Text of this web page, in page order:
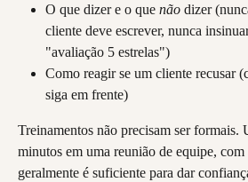
O que dizer e o que não dizer
cliente deve escrever, nunca
"avaliação 5 estrelas")
Como reagir se um cliente recusar
siga em frente)
Treinamentos não precisam ser formais.
minutos em uma reunião de equipe, com
geralmente é suficiente para dar